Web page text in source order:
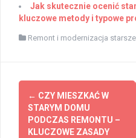
Jak skutecznie ocenić
kluczowe metody i typowe
Remont i modernizacja
Post
navigation
← CZY MIESZKAĆ W
STARYM DOMU
PODCZAS REMONTU –
KLUCZOWE ZASADY